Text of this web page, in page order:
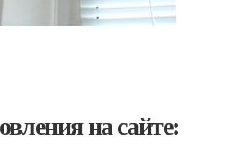
на сайте: